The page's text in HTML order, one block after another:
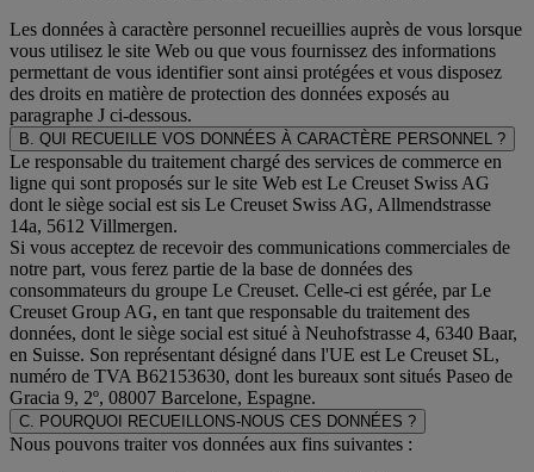
Les données à caractère personnel recueillies auprès de vous lorsque
vous utilisez le site Web ou que vous fournissez des informations
permettant de vous identifier sont ainsi protégées et vous disposez
des droits en matière de protection des données exposés au
paragraphe J ci-dessous.
B. QUI RECUEILLE VOS DONNÉES À CARACTÈRE PERSONNEL ?
Le responsable du traitement chargé des services de commerce en
ligne qui sont proposés sur le site Web est Le Creuset Swiss AG
dont le siège social est sis Le Creuset Swiss AG, Allmendstrasse
14a, 5612 Villmergen.
Si vous acceptez de recevoir des communications commerciales de
notre part, vous ferez partie de la base de données des
consommateurs du groupe Le Creuset. Celle-ci est gérée, par Le
Creuset Group AG, en tant que responsable du traitement des
données, dont le siège social est situé à Neuhofstrasse 4, 6340 Baar,
en Suisse. Son représentant désigné dans l'UE est Le Creuset SL,
numéro de TVA B62153630, dont les bureaux sont situés Paseo de
Gracia 9, 2º, 08007 Barcelone, Espagne.
C. POURQUOI RECUEILLONS-NOUS CES DONNÉES ?
Nous pouvons traiter vos données aux fins suivantes :